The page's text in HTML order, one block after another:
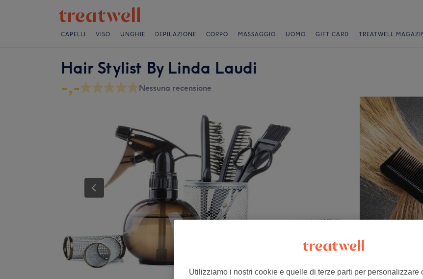
CAPELLI VISO UNGHIE DEPILAZIONE CORPO MASSAGGIO UOMO GIFT CARD TREATWELL
Hair Stylist By Linda Laudi
-,- Nessuna recensione
Utilizziamo i nostri cookie e quelle di terze parti per personalizzare